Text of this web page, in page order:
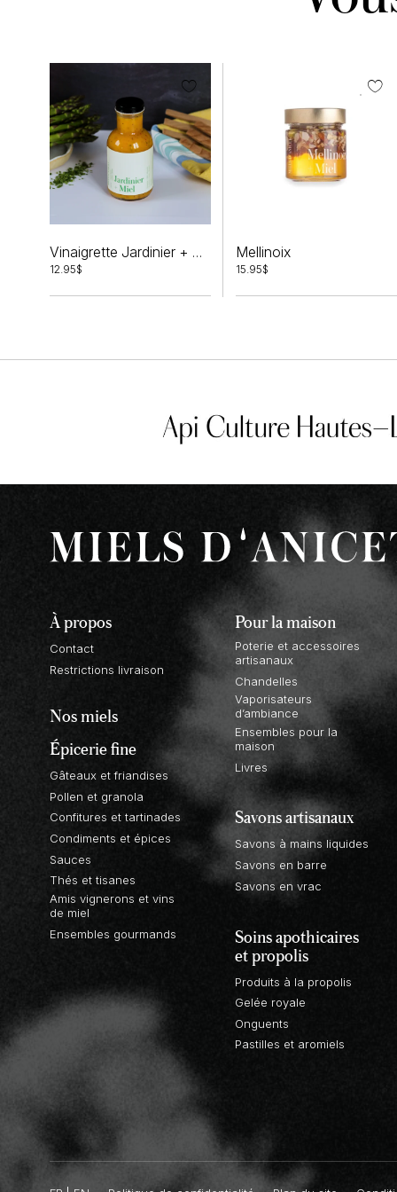
Vinaigrette Jardinier + Miel
12.95$
Mellinoix
15.95$
À propos
Contact
Restrictions livraison
Nos miels
Épicerie fine
Gâteaux et friandises
Pollen et granola
Confitures et tartinades
Condiments et épices
Sauces
Thés et tisanes
Amis vignerons et vins
de miel
Ensembles gourmands
Pour la maison
Poterie et accessoires
artisanaux
Chandelles
Vaporisateurs
d’ambiance
Ensembles pour la
maison
Livres
Savons artisanaux
Savons à mains liquides
Savons en barre
Savons en vrac
Soins apothicaires
et propolis
Produits à la propolis
Gelée royale
Onguents
Pastilles et aromiels